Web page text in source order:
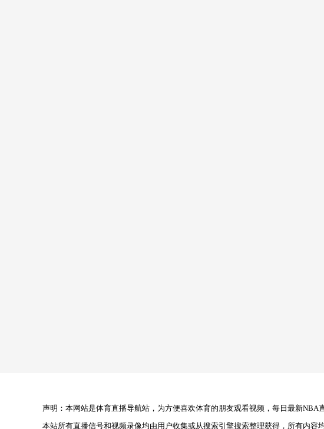
声明：本网站是体育直播导航站，为方便喜欢体育的朋友观看视频，每日最新NBA
本站所有直播信号和视频录像均由用户收集或从搜索引擎搜索整理获得，所有内